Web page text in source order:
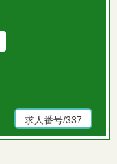
求人番号/337